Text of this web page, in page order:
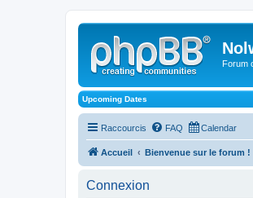
Forum
Upcoming Dates
Raccourcis FAQ Calendar
Accueil Bienvenue sur le forum !
Connexion